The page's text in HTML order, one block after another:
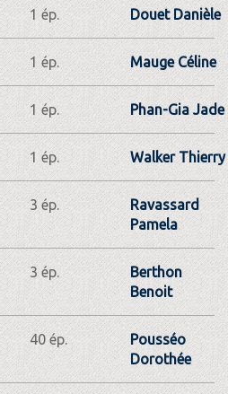
1 ép. Douet Danièle
1 ép. Mauge Céline
1 ép. Phan-Gia Jade
1 ép. Walker Thierry
3 ép.
Ravassard
Pamela
3 ép.
Berthon
Benoit
40 ép.
Pousséo
Dorothée